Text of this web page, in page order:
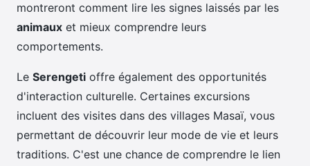
montreront comment lire les signes laissés par les
animaux et mieux comprendre leurs
comportements.
Le Serengeti offre également des opportunités
d'interaction culturelle. Certaines excursions
incluent des visites dans des villages Masaï, vous
permettant de découvrir leur mode de vie et leurs
traditions. C'est une chance de comprendre le lien